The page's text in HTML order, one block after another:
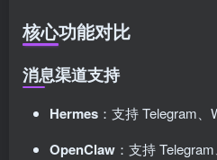
核心功能对比
消息渠道支持
Hermes ：支持 Telegram
OpenClaw ：支持